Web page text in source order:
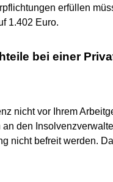
erfüllen
1.402 Euro.
bei einer
nicht vor Ihrem
den
nicht befreit werden.